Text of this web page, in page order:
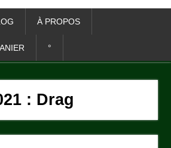
À PROPOS
°
: Drag